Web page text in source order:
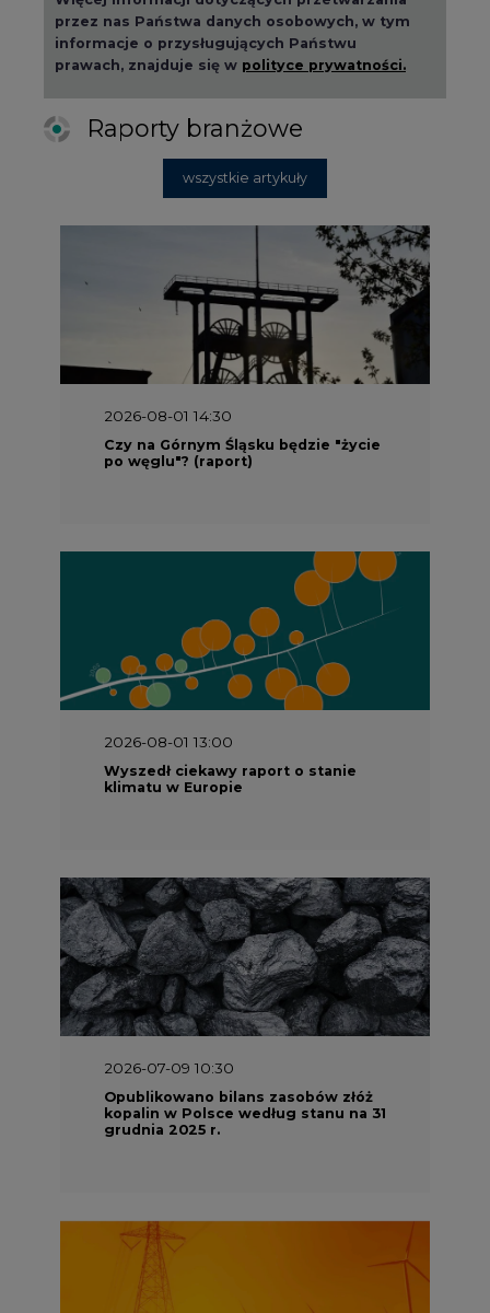
przez nas Państwa danych osobowych, w tym
informacje o przysługujących Państwu
prawach, znajduje się w polityce prywatności.
Raporty branżowe
wszystkie artykuły
2026-08-01 14:30
Czy na Górnym Śląsku będzie "życie
po węglu"? (raport)
2026-08-01 13:00
Wyszedł ciekawy raport o stanie
klimatu w Europie
2026-07-09 10:30
Opublikowano bilans zasobów złóż
kopalin w Polsce według stanu na 31
grudnia 2025 r.